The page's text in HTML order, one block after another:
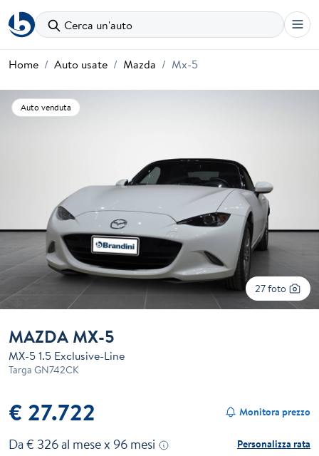
Cerca un'auto
Home Auto usate Mazda Mx-5
Auto venduta
27 foto
MAZDA MX-5
MX-5 1.5 Exclusive-Line
Targa GN742CK
€ 27.722 Monitora prezzo
Da € 326al mese x 96 mesi
Personalizza rata